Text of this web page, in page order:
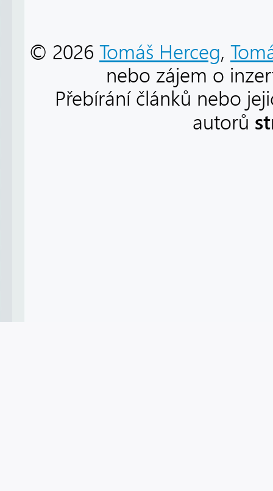
© 2026 Tomáš Herceg,
nebo zájem o
Přebírání článků nebo
autorů